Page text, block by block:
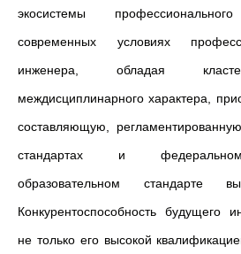
экосистемы
современных условиях
инженера, обладая
междисциплинарного характера,
составляющую,
стандартах и федеральном
образовательном стандарте
Конкурентоспособность будущего
не только его высокой